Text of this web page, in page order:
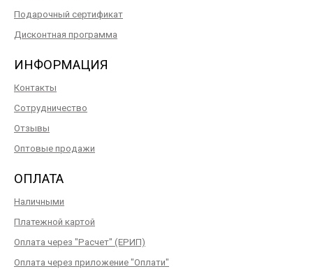
Подарочный сертификат
Дисконтная программа
ИНФОРМАЦИЯ
Контакты
Сотрудничество
Отзывы
Оптовые продажи
ОПЛАТА
Наличными
Платежной картой
Оплата через "Расчет" (ЕРИП)
Оплата через приложение "Оплати"